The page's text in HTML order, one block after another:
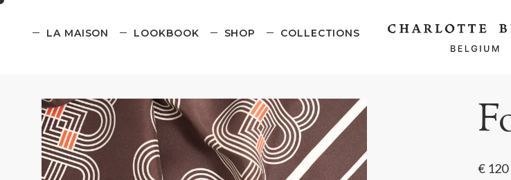
LA MAISON LOOKBOOK SHOP COLLECTIONS
€120